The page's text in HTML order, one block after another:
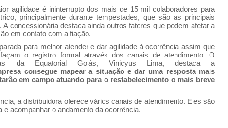
agilidade é ininterruptodos mais de15 mil colaboradores para
principalmente durante tempestades, que são as principais
. A concessionária destaca ainda outros fatores que podem afetar a
em contato com a fiação.
para melhor atender edar agilidade à ocorrência assim que
o registro formal atravésdos canais deatendimento. O
daEquatorial Goiás, Vinicyus Lima, destaca a
consegue mapear a situação edar uma resposta mais
em campo atuando para o restabelecimento o mais breve
a distribuidora oferece vários canaisde atendimento. Eles são
e acompanhar o andamento da ocorrência.